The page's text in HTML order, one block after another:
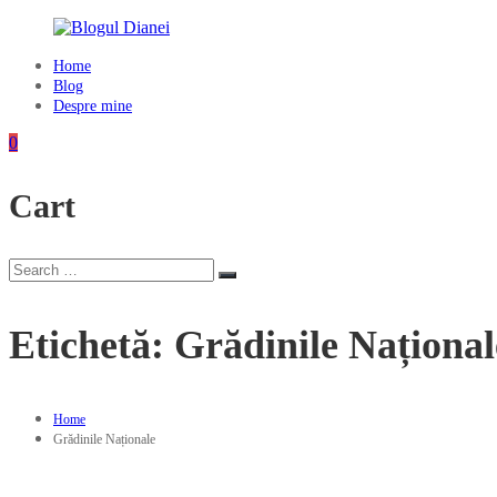
content
Blogul
Dianei
Blognotes
călătorii
și
finețuri
Home
Blog
Despre mine
0
Cart
Search
for:
Search
Etichetă: Grădinile
Home
Grădinile Naționale